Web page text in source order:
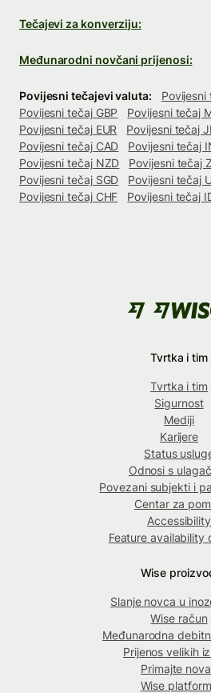
Tečajevi za konverziju:
Međunarodni novčani prijenosi:
Povijesni tečajevi valuta:
Povijesni
Povijesni tečaj GBP
Povijesni tečaj
Povijesni tečaj EUR
Povijesni tečaj
Povijesni tečaj CAD
Povijesni tečaj
Povijesni tečaj NZD
Povijesni tečaj
Povijesni tečaj SGD
Povijesni tečaj
Povijesni tečaj CHF
Povijesni tečaj
Tvrtka i tim
Tvrtka i tim
Sigurnost
Mediji
Karijere
Status
Odnosi s
Povezani subjekti i
Centar za
Accessibility
Feature availability
Wise
Slanje novca u
Wise račun
Međunarodna
Prijenos velikih
Primajte
Wise